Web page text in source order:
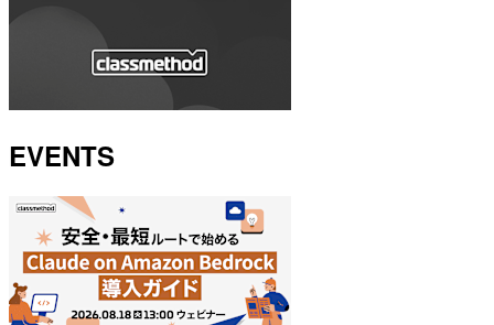
EVENTS